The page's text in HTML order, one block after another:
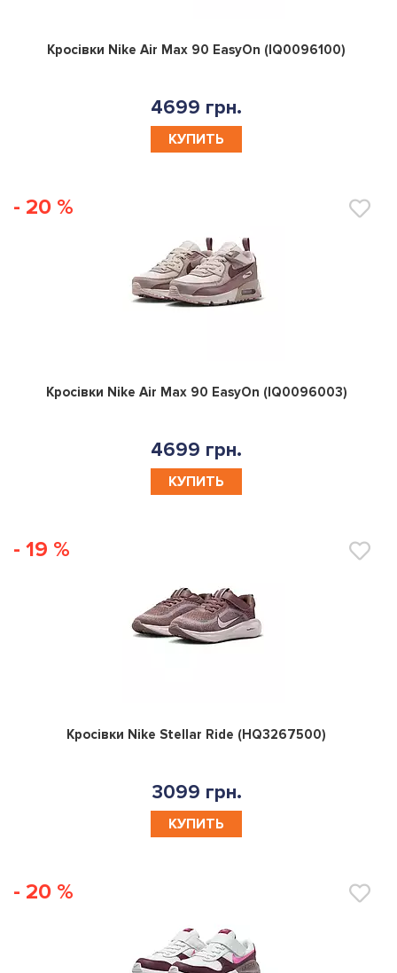
0
Кросівки Nike Air Max 90 EasyOn (IQ0096100)
4699 грн.
КУПИТЬ
- 20 %
0
Кросівки Nike Air Max 90 EasyOn (IQ0096003)
4699 грн.
КУПИТЬ
- 19 %
0
Кросівки Nike Stellar Ride (HQ3267500)
3099 грн.
КУПИТЬ
- 20 %